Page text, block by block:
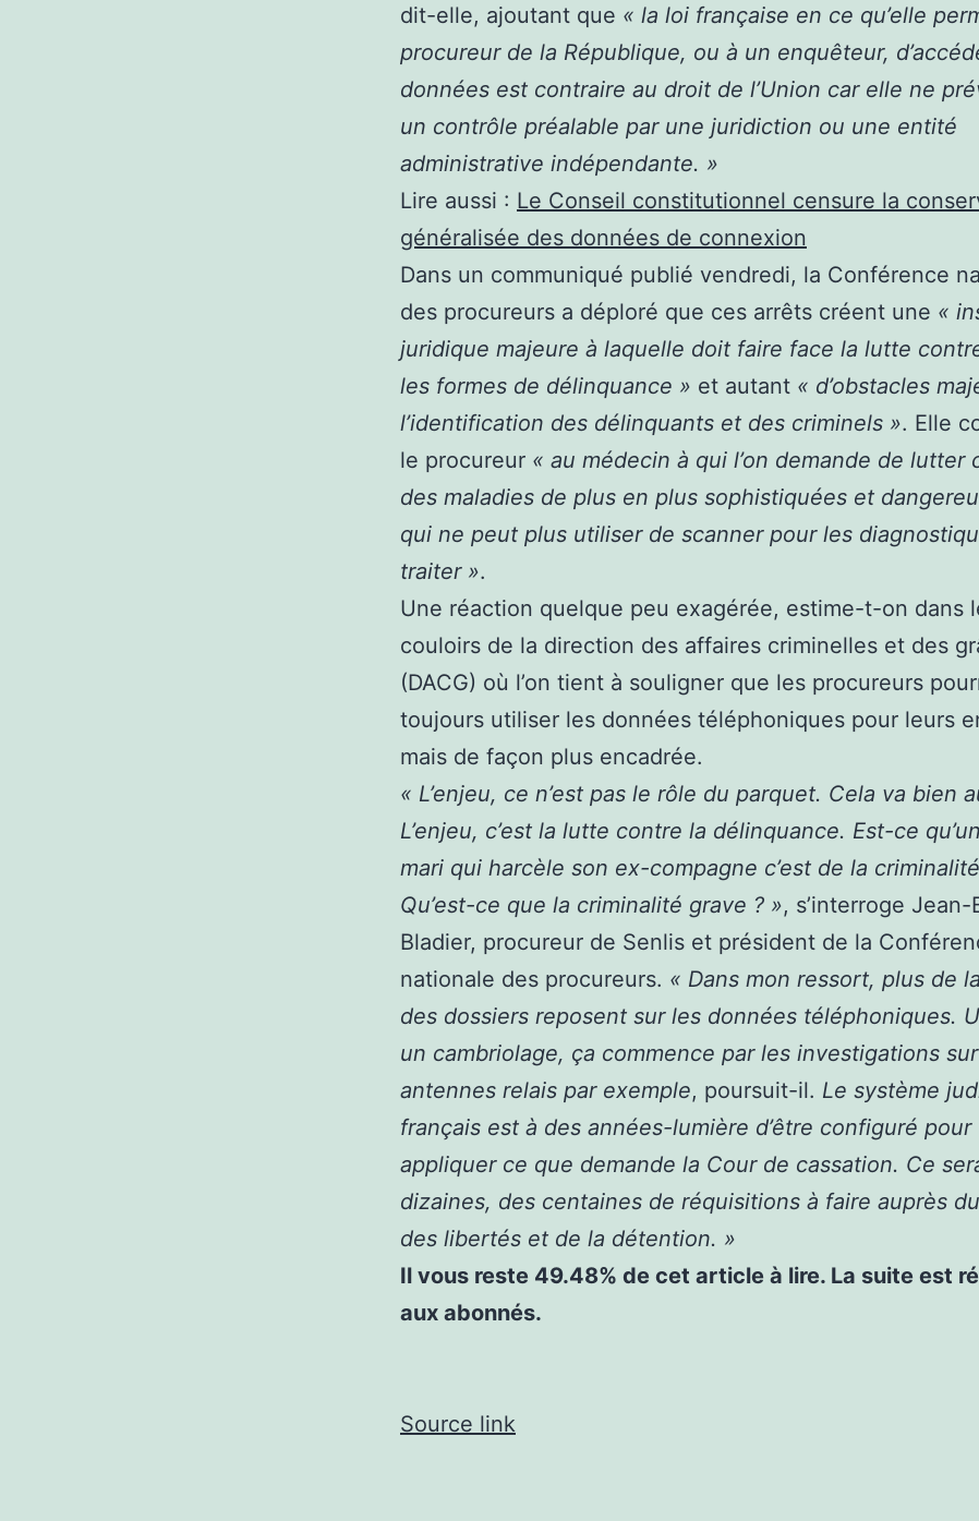
dit-elle, ajoutant que « la loi française en ce qu’elle
procureur de la République, ou à un enquêteur,
données est contraire au droit de l’Union car elle ne
un contrôle préalable par une juridiction ou une entité
administrative indépendante. »
Lire aussi : Le Conseil constitutionnel censure la
généralisée des données de connexion
Dans un communiqué publié vendredi, la Conférence
des procureurs a déploré que ces arrêts créent une «
juridique majeure à laquelle doit faire face la lutte
les formes de délinquance » et autant « d’obstacles
l’identification des délinquants et des criminels ». Elle
le procureur « au médecin à qui l’on demande de lutter
des maladies de plus en plus sophistiquées et
qui ne peut plus utiliser de scanner pour les
traiter ».
Une réaction quelque peu exagérée, estime-t-on dans
couloirs de la direction des affaires criminelles et des
(DACG) où l’on tient à souligner que les procureurs
toujours utiliser les données téléphoniques pour leurs
mais de façon plus encadrée.
« L’enjeu, ce n’est pas le rôle du parquet. Cela va bien
L’enjeu, c’est la lutte contre la délinquance. Est-ce
mari qui harcèle son ex-compagne c’est de la
Qu’est-ce que la criminalité grave ? », s’interroge Jean-
Bladier, procureur de Senlis et président de la
nationale des procureurs. « Dans mon ressort, plus de
des dossiers reposent sur les données téléphoniques.
un cambriolage, ça commence par les investigations
antennes relais par exemple, poursuit-il. Le système
français est à des années-lumière d’être configuré pour
appliquer ce que demande la Cour de cassation. Ce
dizaines, des centaines de réquisitions à faire auprès
des libertés et de la détention. »
Il vous reste 49.48% de cet article à lire. La suite est
aux abonnés.
Source link